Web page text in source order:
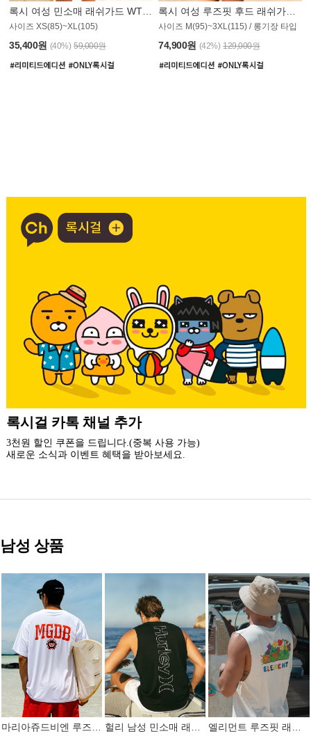
사이즈 XS(85)~XL(105)
35,400원 (40%) 59,000원
사이즈 M(95)~3XL(115) / 롱기장 타입
74,900원 (42%) 129,000원
더 가까운 쇼핑, 록시걸 모바일 앱
빠른쇼핑! 간편결제! 모바일에 딱 맞춘 쇼핑 앱
지금 설치하고 추가 할인 받아 가세요.
남성 상품